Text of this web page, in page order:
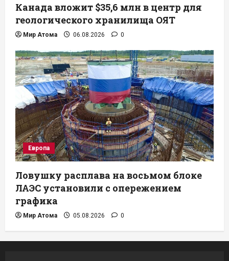
Канада вложит $35,6 млн в центр для
геологического хранилища ОЯТ
Мир Атома 06.08.2026 0
Европа
Ловушку расплава на восьмом блоке
ЛАЭС установили с опережением
графика
Мир Атома 05.08.2026 0